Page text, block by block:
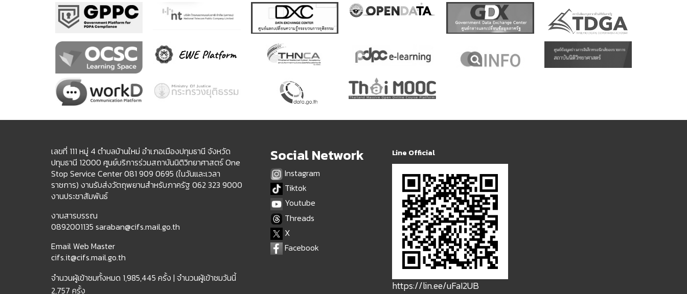
เลขที่ 111 หมู่ 4 ตำบลบ้านใหม่ อำเภอเมืองปทุมธานี จังหวัด
ปทุมธานี 12000 ศูนย์บริการร่วมสถาบันนิติวิทยาศาสตร์ One
Stop Service Center 081 909 0695 (ในวันและเวลา
ราชการ) งานรับส่งวัตถุพยานสำหรับภาครัฐ 062 323 9000
งานประชาสัมพันธ์
งานสารบรรณ
0892001135 saraban@cifs.mail.go.th
Email Web Master
cifs.it@cifs.mail.go.th
จำนวนผู้เข้าชมทั้งหมด 1,985,445 ครั้ง | จำนวนผู้เข้าชมวันนี้
2,757 ครั้ง
Social Network
Instagram
Tiktok
Youtube
Threads
X
Facebook
Line Official
https://lin.ee/uFaI2UB